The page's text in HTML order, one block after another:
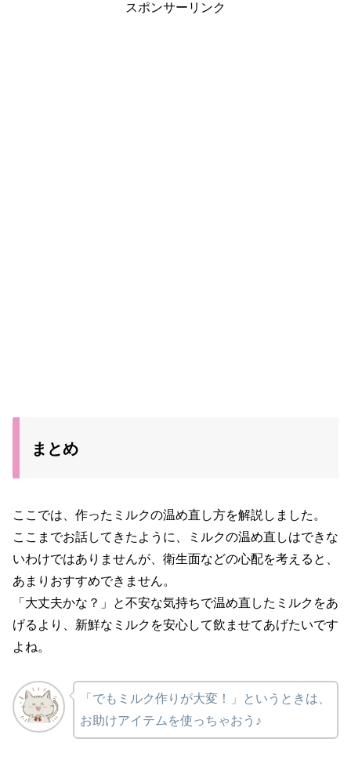
スポンサーリンク
まとめ
ここでは、作ったミルクの温め直し方を解説しました。
ここまでお話してきたように、ミルクの温め直しはできな
いわけではありませんが、衛生面などの心配を考えると、
あまりおすすめできません。
「大丈夫かな？」と不安な気持ちで温め直したミルクをあ
げるより、新鮮なミルクを安心して飲ませてあげたいです
よね。
「でもミルク作りが大変！」というときは、
お助けアイテムを使っちゃおう♪